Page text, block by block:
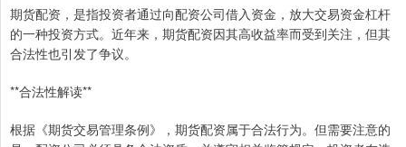
期货配资，是指投资者通过向配资公司借入资金，放大交易资金杠杆
的一种投资方式。近年来，期货配资因其高收益率而受到关注，但其
合法性也引发了争议。
**合法性解读**
根据《期货交易管理条例》，期货配资属于合法行为。但需要注意的